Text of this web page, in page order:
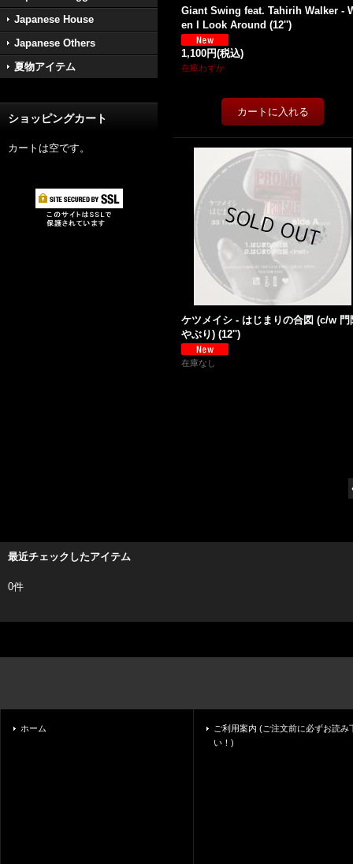
Japanese House
Japanese Others
夏物アイテム
ショッピングカート
カートは空です。
Giant Swing feat. Tahirih Walker -
en I Look Around (12'')
1,100円(税込)
在庫わずか
ケツメイシ - はじまりの合図 (c/w 門
やぶり) (12'')
在庫なし
最近チェックしたアイテム
0件
ホーム
ご利用案内 (ご注文前に必ずお読み
い！)